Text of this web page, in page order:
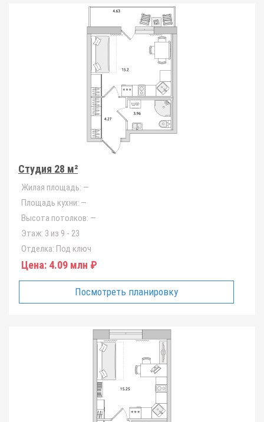
Студия 28 м²
Жилая площадь: —
Площадь кухни: —
Высота потолков: —
Этаж: 3 из 9 - 23
Отделка: Под ключ
Цена: 4.09 млн ₽
Посмотреть планировку